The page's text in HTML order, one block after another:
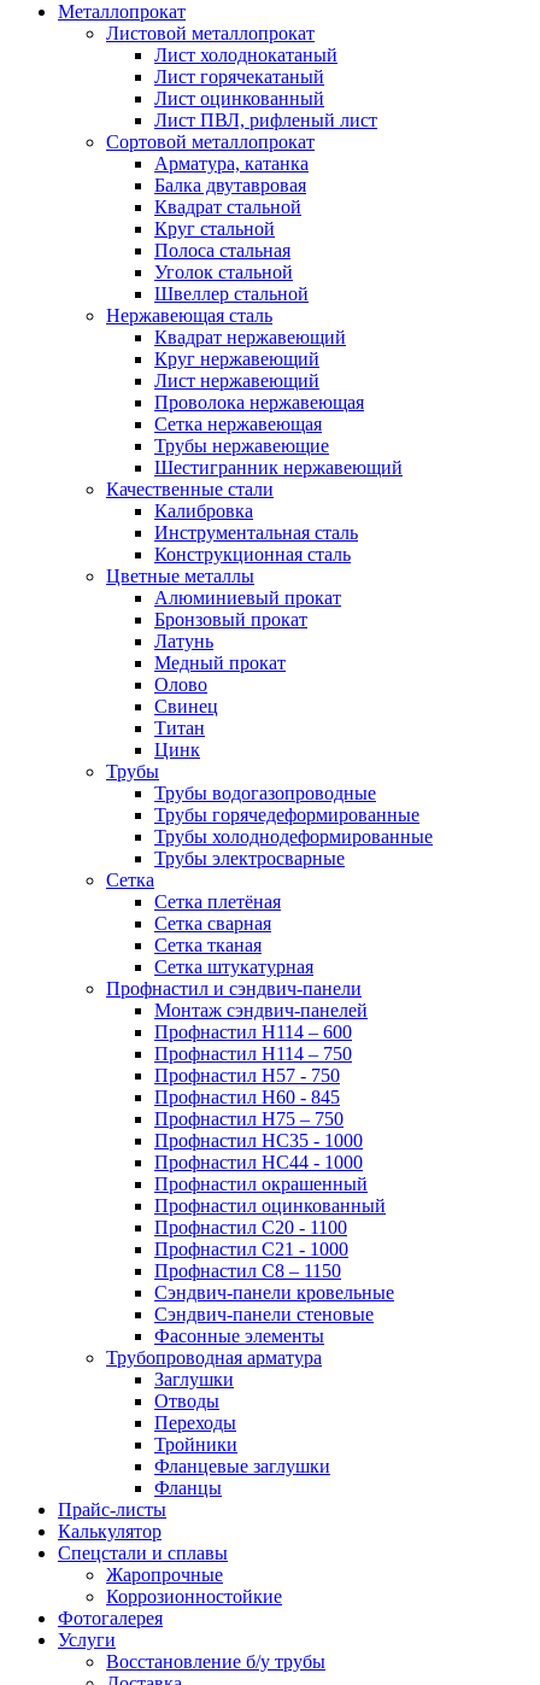
Металлопрокат
Листовой металлопрокат
Лист холоднокатаный
Лист горячекатаный
Лист оцинкованный
Лист ПВЛ, рифленый лист
Сортовой металлопрокат
Арматура, катанка
Балка двутавровая
Квадрат стальной
Круг стальной
Полоса стальная
Уголок стальной
Швеллер стальной
Нержавеющая сталь
Квадрат нержавеющий
Круг нержавеющий
Лист нержавеющий
Проволока нержавеющая
Сетка нержавеющая
Трубы нержавеющие
Шестигранник нержавеющий
Качественные стали
Калибровка
Инструментальная сталь
Конструкционная сталь
Цветные металлы
Алюминиевый прокат
Бронзовый прокат
Латунь
Медный прокат
Олово
Свинец
Титан
Цинк
Трубы
Трубы водогазопроводные
Трубы горячедеформированные
Трубы холоднодеформированные
Трубы электросварные
Сетка
Сетка плетёная
Сетка сварная
Сетка тканая
Сетка штукатурная
Профнастил и сэндвич-панели
Монтаж сэндвич-панелей
Профнастил Н114 – 600
Профнастил Н114 – 750
Профнастил Н57 - 750
Профнастил Н60 - 845
Профнастил Н75 – 750
Профнастил НС35 - 1000
Профнастил НС44 - 1000
Профнастил окрашенный
Профнастил оцинкованный
Профнастил С20 - 1100
Профнастил С21 - 1000
Профнастил С8 – 1150
Сэндвич-панели кровельные
Сэндвич-панели стеновые
Фасонные элементы
Трубопроводная арматура
Заглушки
Отводы
Переходы
Тройники
Фланцевые заглушки
Фланцы
Прайс-листы
Калькулятор
Спецстали и сплавы
Жаропрочные
Коррозионностойкие
Фотогалерея
Услуги
Восстановление б/у трубы